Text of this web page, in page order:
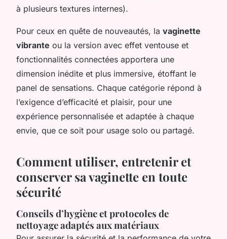
à plusieurs textures internes).
Pour ceux en quête de nouveautés, la vaginette
vibrante ou la version avec effet ventouse et
fonctionnalités connectées apportera une
dimension inédite et plus immersive, étoffant le
panel de sensations. Chaque catégorie répond à
l’exigence d’efficacité et plaisir, pour une
expérience personnalisée et adaptée à chaque
envie, que ce soit pour usage solo ou partagé.
Comment utiliser, entretenir et
conserver sa vaginette en toute
sécurité
Conseils d’hygiène et protocoles de
nettoyage adaptés aux matériaux